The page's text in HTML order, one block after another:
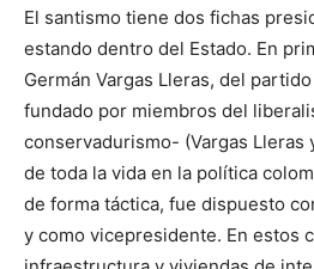
El santismo tiene dos fichas
estando dentro del Estado. En
Germán Vargas Lleras, del
fundado por miembros del
conservadurismo- (Vargas Lleras
de toda la vida en la política
de forma táctica, fue dispuesto
y como vicepresidente. En estos